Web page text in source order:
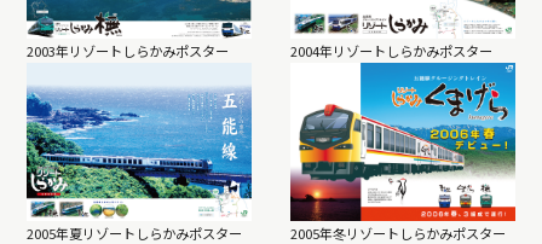
2003年リゾートしらかみポスター 2004年リゾートしらかみポスター
2005年夏リゾートしらかみポスター 2005年冬リゾートしらかみポスター